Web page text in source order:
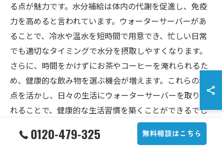
る点が魅力です。水分補給は体内の代謝を促進し、免疫
力を高めると言われています。ウォーターサーバーがあ
ることで、冷水や温水を短時間で用意でき、忙しい日常
でも適切なタイミングで水分を摂取しやすくなります。
さらに、時間をかけずにお茶やコーヒーを淹れられるた
め、健康的な飲み物を選ぶ機会が増えます。これらの利
点を活かし、日々の生活にウォーターサーバーを取り入
れることで、健康的な生活習慣を築くことができるでし
ょう。健康を維持するために、ウォーターサーバーを賢
く活用することが重要です。
0120-479-325 無料相談はこちら